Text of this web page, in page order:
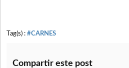
Tag(s) : #CARNES
Compartir este post